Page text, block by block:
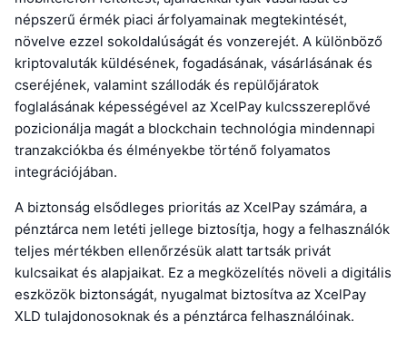
népszerű érmék piaci árfolyamainak megtekintését,
növelve ezzel sokoldalúságát és vonzerejét. A különböző
kriptovaluták küldésének, fogadásának, vásárlásának és
cseréjének, valamint szállodák és repülőjáratok
foglalásának képességével az XcelPay kulcsszereplővé
pozicionálja magát a blockchain technológia mindennapi
tranzakciókba és élményekbe történő folyamatos
integrációjában.
A biztonság elsődleges prioritás az XcelPay számára, a
pénztárca nem letéti jellege biztosítja, hogy a felhasználók
teljes mértékben ellenőrzésük alatt tartsák privát
kulcsaikat és alapjaikat. Ez a megközelítés növeli a digitális
eszközök biztonságát, nyugalmat biztosítva az XcelPay
XLD tulajdonosoknak és a pénztárca felhasználóinak.